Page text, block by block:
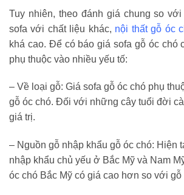
Tuy nhiên, theo đánh giá chung so
sofa với chất liệu khác, nội thất gỗ óc
khá cao. Để có báo giá sofa gỗ óc chó
phụ thuộc vào nhiều yếu tố:
– Về loại gỗ: Giá sofa gỗ óc chó phụ
gỗ óc chó. Đối với những cây tuổi đời
giá trị.
– Nguồn gỗ nhập khẩu gỗ óc chó: Hiện
nhập khẩu chủ yếu ở Bắc Mỹ và Nam
óc chó Bắc Mỹ có giá cao hơn so với gỗ